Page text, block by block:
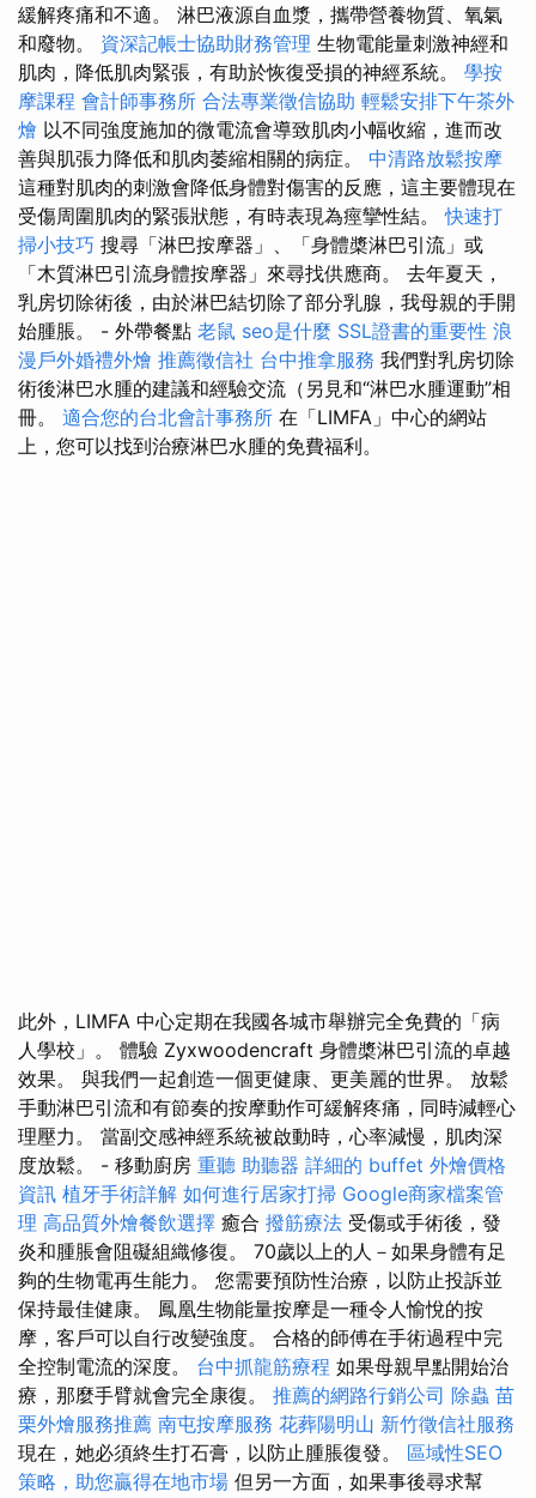
緩解疼痛和不適。 淋巴液源自血漿，攜帶營養物質、氧氣
和廢物。 資深記帳士協助財務管理 生物電能量刺激神經和
肌肉，降低肌肉緊張，有助於恢復受損的神經系統。 學按
摩課程 會計師事務所 合法專業徵信協助 輕鬆安排下午茶外
燴 以不同強度施加的微電流會導致肌肉小幅收縮，進而改
善與肌張力降低和肌肉萎縮相關的病症。 中清路放鬆按摩
這種對肌肉的刺激會降低身體對傷害的反應，這主要體現在
受傷周圍肌肉的緊張狀態，有時表現為痙攣性結。快速打
掃小技巧 搜尋「淋巴按摩器」、「身體槳淋巴引流」或
「木質淋巴引流身體按摩器」來尋找供應商。 去年夏天，
乳房切除術後，由於淋巴結切除了部分乳腺，我母親的手開
始腫脹。 - 外帶餐點 老鼠 seo是什麼 SSL證書的重要性 浪
漫戶外婚禮外燴 推薦徵信社 台中推拿服務 我們對乳房切除
術後淋巴水腫的建議和經驗交流（另見和“淋巴水腫運動”相
冊。 適合您的台北會計事務所 在「LIMFA」中心的網站
上，您可以找到治療淋巴水腫的免費福利。
此外，LIMFA 中心定期在我國各城市舉辦完全免費的「病
人學校」。 體驗 Zyxwoodencraft 身體槳淋巴引流的卓越
效果。 與我們一起創造一個更健康、更美麗的世界。 放鬆
手動淋巴引流和有節奏的按摩動作可緩解疼痛，同時減輕心
理壓力。 當副交感神經系統被啟動時，心率減慢，肌肉深
度放鬆。 - 移動廚房 重聽 助聽器 詳細的 buffet 外燴價格
資訊 植牙手術詳解 如何進行居家打掃 Google商家檔案管
理 高品質外燴餐飲選擇 癒合 撥筋療法 受傷或手術後，發
炎和腫脹會阻礙組織修復。 70歲以上的人－如果身體有足
夠的生物電再生能力。 您需要預防性治療，以防止投訴並
保持最佳健康。 鳳凰生物能量按摩是一種令人愉悅的按
摩，客戶可以自行改變強度。 合格的師傅在手術過程中完
全控制電流的深度。 台中抓龍筋療程 如果母親早點開始治
療，那麼手臂就會完全康復。 推薦的網路行銷公司 除蟲 苗
栗外燴服務推薦 南屯按摩服務 花葬陽明山 新竹徵信社服務
現在，她必須終生打石膏，以防止腫脹復發。 區域性SEO
策略，助您贏得在地市場 但另一方面，如果事後尋求幫